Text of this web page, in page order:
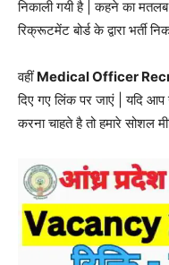
निकाली गयी है | कहने का
रिक्रूटमेंट बोर्ड के द्वारा भर्ती
वहींMedical Officer
दिए गए लिंक पर जाएं | यदि आप
करना चाहते है तो हमारे सोशल